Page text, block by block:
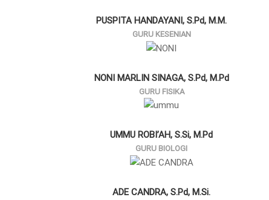
PUSPITA HANDAYANI, S.Pd, M.M.
GURU KESENIAN
NONI MARLIN SINAGA, S.Pd, M.Pd
GURU FISIKA
UMMU ROBI’AH, S.Si, M.Pd
GURU BIOLOGI
ADE CANDRA, S.Pd, M.Si.